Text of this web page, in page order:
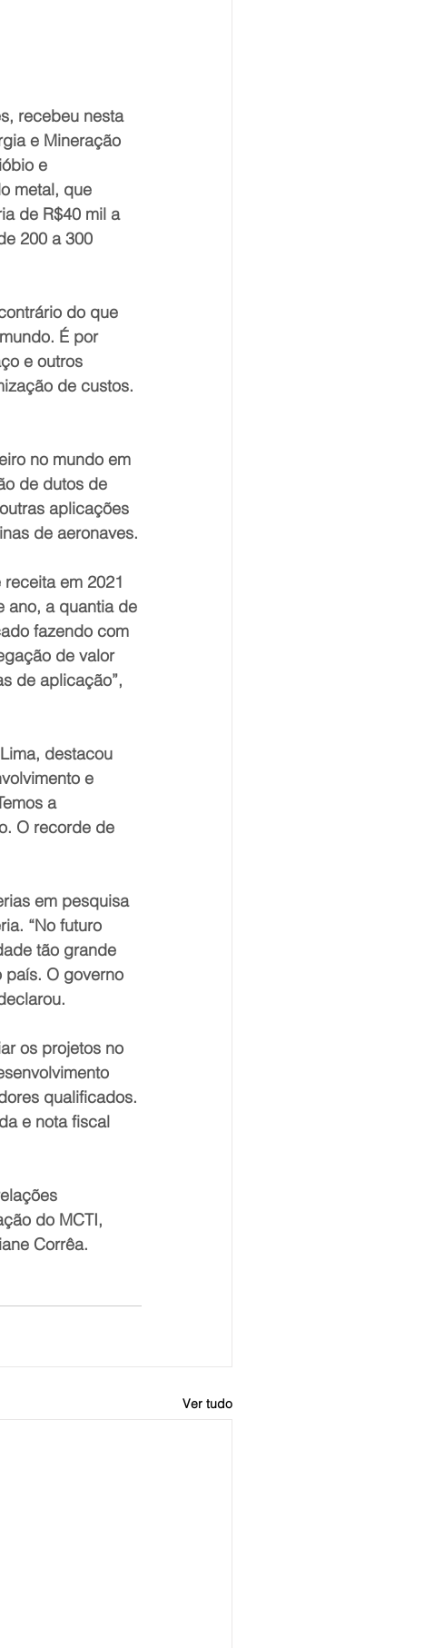
recebeu nesta
e Mineração
e
metal, que
de R$40 mil a
200 a 300
do que
É por
e outros
de custos.
no mundo em
de dutos de
aplicações
de aeronaves.
em 2021
ano, a quantia de
fazendo com
de valor
de aplicação”,
destacou
e
a
O recorde de
em pesquisa
“No futuro
tão grande
país. O governo
os projetos no
qualificados.
e nota fiscal
do MCTI,
Corrêa.
Ver tudo